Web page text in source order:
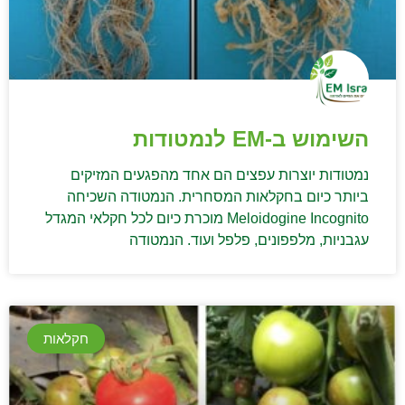
השימוש ב-EM לנמטודות
נמטודות יוצרות עפצים הם אחד מהפגעים המזיקים
ביותר כיום בחקלאות המסחרית. הנמטודה השכיחה
Meloidogine Incognito מוכרת כיום לכל חקלאי המגדל
עגבניות, מלפפונים, פלפל ועוד. הנמטודה
חקלאות